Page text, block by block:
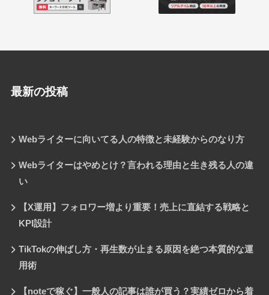
最新の投稿
Webライターに向いてる人の特徴と未経験からのなり方
Webライターはやめとけ？言われる理由と生き残る人の違
い
【X運用】フォロワー増より重要！売上に直結する戦略と
KPI設計
TikTokの伸ばし方・再生数が止まる原因を絶つ本質的な運
用術
【noteで稼ぐ】一般人の記事は誰が買う？実績ゼロから着